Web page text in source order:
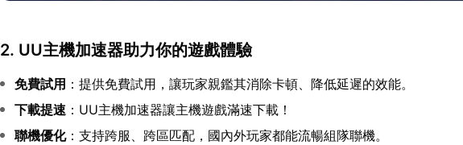
2. UU主機加速器助力你的遊戲體驗
免費試用 ：提供免費試用，讓玩家親鑑其消除卡頓、降低延遲的效能。
下載提速 ：UU主機加速器讓主機遊戲滿速下載！
聯機優化：支持跨服、跨區匹配，國內外玩家都能流暢組隊聯機。